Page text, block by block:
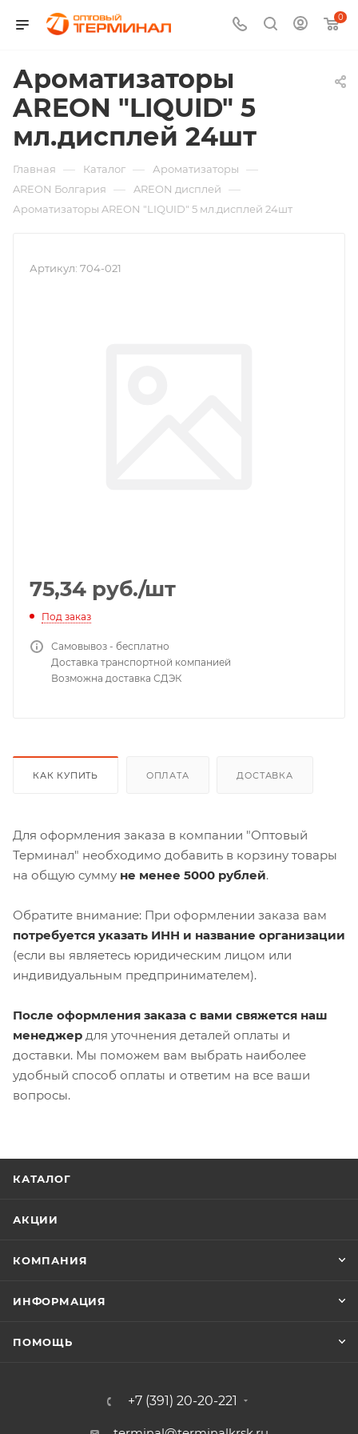
0
Ароматизаторы
AREON "LIQUID" 5
мл.дисплей 24шт
Главная — Каталог — Ароматизаторы —
AREON Болгария — AREON дисплей —
Ароматизаторы AREON "LIQUID" 5 мл.дисплей 24шт
Артикул: 704-021
75,34 руб./шт
Под заказ
Самовывоз - бесплатно
Доставка транспортной компанией
Возможна доставка СДЭК
КАК КУПИТЬ ОПЛАТА ДОСТАВКА
Для оформления заказа в компании "Оптовый
Терминал" необходимо добавить в корзину товары
на общую сумму не менее 5000 рублей.
Обратите внимание: При оформлении заказа вам
потребуется указать ИНН и название организации
(если вы являетесь юридическим лицом или
индивидуальным предпринимателем).
После оформления заказа с вами свяжется наш
менеджер для уточнения деталей оплаты и
доставки. Мы поможем вам выбрать наиболее
удобный способ оплаты и ответим на все ваши
вопросы.
КАТАЛОГ
АКЦИИ
КОМПАНИЯ
ИНФОРМАЦИЯ
ПОМОЩЬ
+7 (391) 20-20-221